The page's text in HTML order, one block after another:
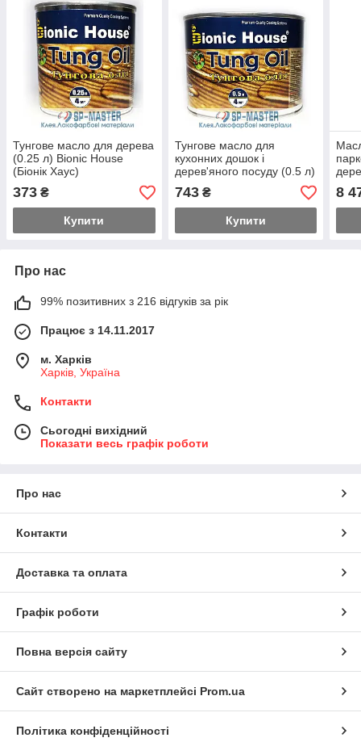
Тунгове масло для дерева
(0.25 л) Bionic House
(Біонік Хаус)
373 ₴
Купити
Тунгове масло для
кухонних дошок і
дерев'яного посуду (0.5 л)
Bionic House (Біонік Хаус)
743₴
Купити
8
Про нас
99% позитивних з 216 відгуків за рік
Працює з 14.11.2017
м. Харків
Харків, Україна
Контакти
Сьогодні вихідний
Показати весь графік роботи
Про нас
Контакти
Доставка та оплата
Графік роботи
Повна версія сайту
Сайт створено на маркетплейсі Prom.ua
Політика конфіденційності